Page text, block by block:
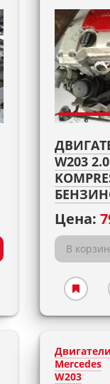
W203
Цена:
В
Двигатели
Mercedes
W203